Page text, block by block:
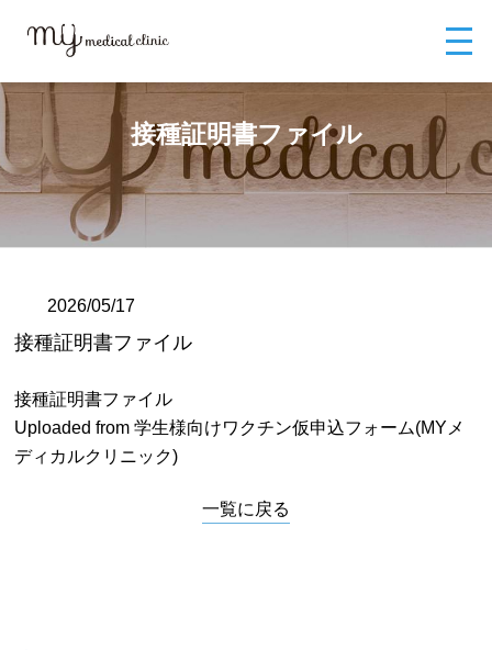
接種証明書ファイル
2026/05/17
接種証明書ファイル
接種証明書ファイル
Uploaded from 学生様向けワクチン仮申込フォーム(MYメ
ディカルクリニック)
一覧に戻る